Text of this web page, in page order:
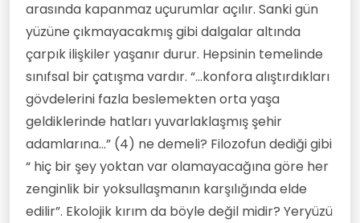
arasında kapanmaz uçurumlar açılır. Sanki gün
yüzüne çıkmayacakmış gibi dalgalar altında
çarpık ilişkiler yaşanır durur. Hepsinin temelinde
sınıfsal bir çatışma vardır. “...konfora alıştırdıkları
gövdelerini fazla beslemekten orta yaşa
geldiklerinde hatları yuvarlaklaşmış şehir
adamlarına...” (4) ne demeli? Filozofun dediği gibi
“ hiç bir şey yoktan var olamayacağına göre her
zenginlik bir yoksullaşmanın karşılığında elde
edilir”. Ekolojik kırım da böyle değil midir? Yeryüzü